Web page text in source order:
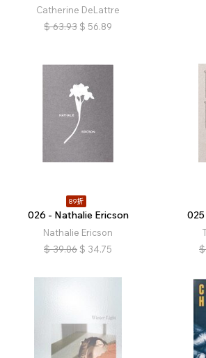
Catherine DeLattre
$ 63.93 $ 56.89
89折
026 - Nathalie Ericson
Nathalie Ericson
$ 39.06 $ 34.75
$